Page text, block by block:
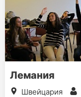
Лемания
Швейцария